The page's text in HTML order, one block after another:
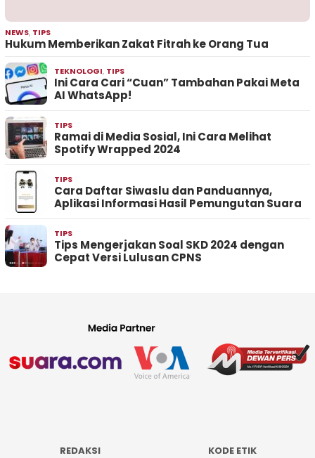
NEWS, TIPS
Hukum Memberikan Zakat Fitrah ke Orang Tua
TEKNOLOGI, TIPS
Ini Cara Cari “Cuan” Tambahan Pakai Meta
AI WhatsApp!
TIPS
Ramai di Media Sosial, Ini Cara Melihat
Spotify Wrapped 2024
TIPS
Cara Daftar Siwaslu dan Panduannya,
Aplikasi Informasi Hasil Pemungutan Suara
TIPS
Tips Mengerjakan Soal SKD 2024 dengan
Cepat Versi Lulusan CPNS
REDAKSI KODE ETIK